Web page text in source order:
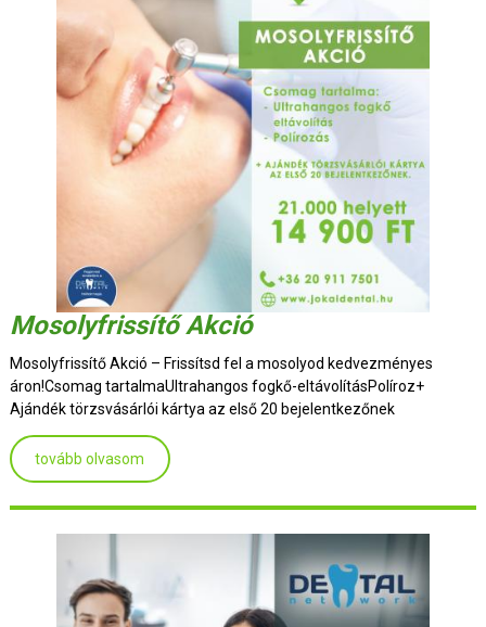
Mosolyfrissítő Akció
Mosolyfrissítő Akció – Frissítsd fel a mosolyod kedvezményes
áron!Csomag tartalmaUltrahangos fogkő-eltávolításPolíroz+
Ajándék törzsvásárlói kártya az első 20 bejelentkezőnek
tovább olvasom